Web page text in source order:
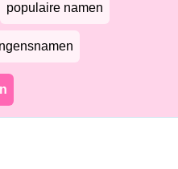
populaire namen